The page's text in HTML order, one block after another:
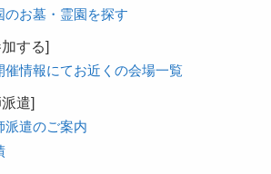
のお墓・霊園を探す
する]
催情報にてお近くの会場一覧
遣]
派遣のご案内